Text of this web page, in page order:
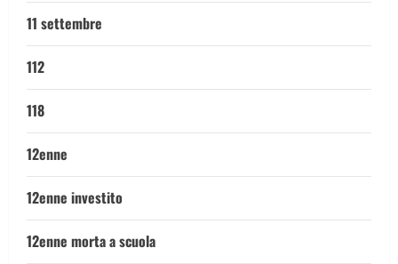
11 settembre
112
118
12enne
12enne investito
12enne morta a scuola